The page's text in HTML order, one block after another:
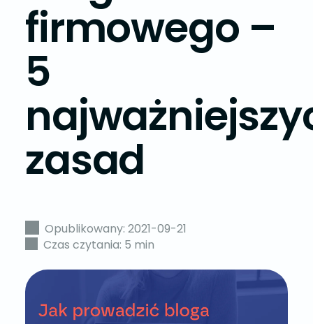
firmowego –
5
zasad
Opublikowany: 2021-09-21
Czas czytania: 5 min